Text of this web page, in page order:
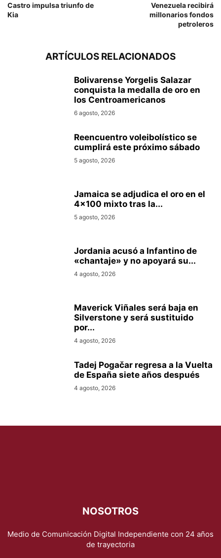
Castro impulsa triunfo de
Kia
Venezuela recibirá
millonarios fondos
petroleros
ARTÍCULOS RELACIONADOS
Bolivarense Yorgelis Salazar
conquista la medalla de oro en
los Centroamericanos
6 agosto, 2026
Reencuentro voleibolístico se
cumplirá este próximo sábado
5 agosto, 2026
Jamaica se adjudica el oro en el
4×100 mixto tras la...
5 agosto, 2026
Jordania acusó a Infantino de
«chantaje» y no apoyará su...
4 agosto, 2026
Maverick Viñales será baja en
Silverstone y será sustituido
por...
4 agosto, 2026
Tadej Pogačar regresa a la Vuelta
de España siete años después
4 agosto, 2026
NOSOTROS
Medio de Comunicación Digital Independiente con 24 años
de trayectoria